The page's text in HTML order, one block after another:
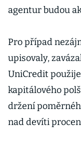
agentur budou
Pro případ
upisovaly,
UniCredit
kapitálového
držení
nad devíti